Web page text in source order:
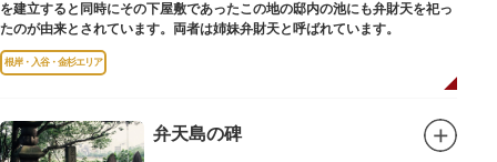
を建立すると同時にその下屋敷であったこの地の邸内の池にも弁財天を祀っ
たのが由来とされています。両者は姉妹弁財天と呼ばれています。
根岸・入谷・金杉エリア
弁天島の碑